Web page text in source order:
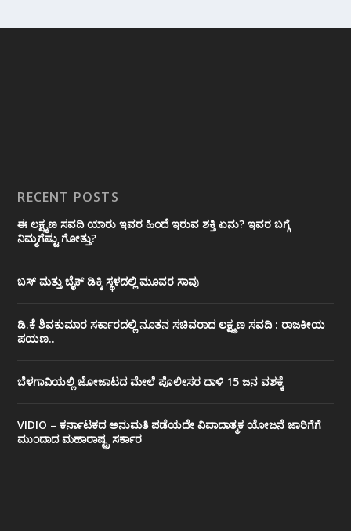
RECENT POSTS
ಈ ಲಕ್ಷ್ಮಣ ಸವದಿ ಯಾರು ಇವರ ಹಿಂದೆ ಇರುವ ಶಕ್ತಿ ಏನು? ಇವರ ಬಗ್ಗೆ
ನಿಮ್ಮಗೆಷ್ಟು ಗೋತ್ತು?
ಬಸ್ ಮತ್ತು ಬೈಕ್ ಡಿಕ್ಕಿ ಸ್ಥಳದಲ್ಲಿ ಮೂವರ ಸಾವು
ಡಿ.ಕೆ ಶಿವಕುಮಾರ ಸರ್ಕಾರದಲ್ಲಿ ನೂತನ ಸಚಿವರಾದ ಲಕ್ಷ್ಮಣ ಸವದಿ : ರಾಜಕೀಯ
ಪಯಣ..
ಬೆಳಗಾವಿಯಲ್ಲಿ ಜೋಜಾಟದ ಮೇಲೆ ಪೊಲೀಸರ ದಾಳಿ 15 ಜನ ವಶಕ್ಕೆ
VIDIO – ಕರ್ನಾಟಕದ ಅನುಮತಿ ಪಡೆಯದೇ ವಿವಾದಾತ್ಮಕ ಯೋಜನೆ ಜಾರಿಗೆಗೆ
ಮುಂದಾದ ಮಹಾರಾಷ್ಟ್ರ ಸರ್ಕಾರ